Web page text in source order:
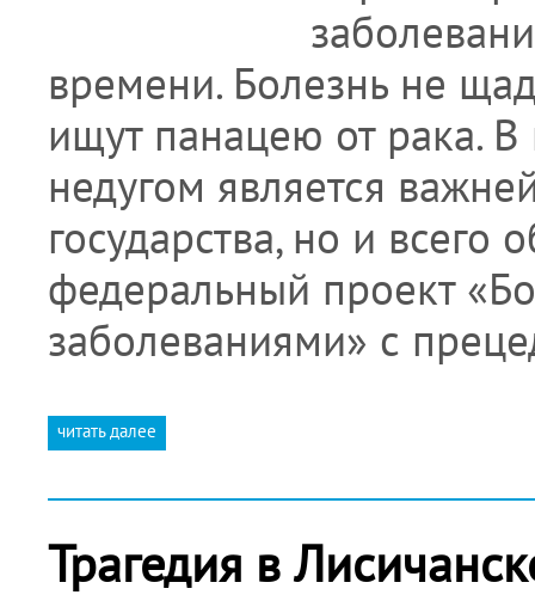
времени. Болезнь не
ищут панацею от рака.
недугом является
государства, но и всего
федеральный проект
заболеваниями» с
читать далее
Трагедия в